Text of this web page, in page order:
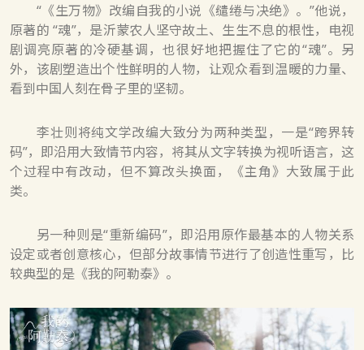
“《生万物》改编自我的小说《缱绻与决绝》。”他说，
原著的 “魂”，是沂蒙农人坚守故土、生生不息的根性，电视
剧调亮原著的冷硬基调，也很好地把握住了它的“魂”。另
外，该剧塑造出个性鲜明的人物，让观众看到温暖的力量、
看到中国人刻在骨子里的坚韧。
李壮则将纯文学改编大致分为两种类型，一是“跨界转
码”，即沿用大致情节内容，将其从文字转换为视听语言，这
个过程中有改动，但不算改头换面，《主角》大致属于此
类。
另一种则是“重新编码”，即沿用原作最基本的人物关系
设定或者创意核心，但部分故事情节进行了创造性重写，比
较典型的是《我的阿勒泰》。